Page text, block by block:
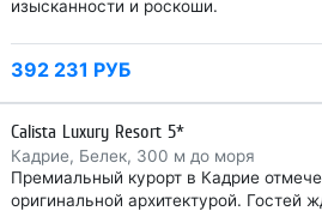
изысканности и роскоши.
392 231 РУБ
Calista Luxury Resort 5*
Кадрие, Белек, 300 м до моря
Премиальный курорт в Кадрие
оригинальной архитектурой. Гостей